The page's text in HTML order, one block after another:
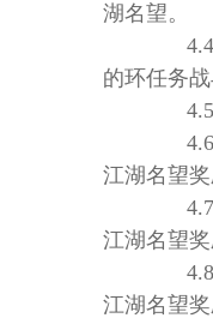
湖名望。
4.4、每
的环任务
4.5、每
4.6、自
江湖名望
4.7、自
江湖名望
4.8、自
江湖名望